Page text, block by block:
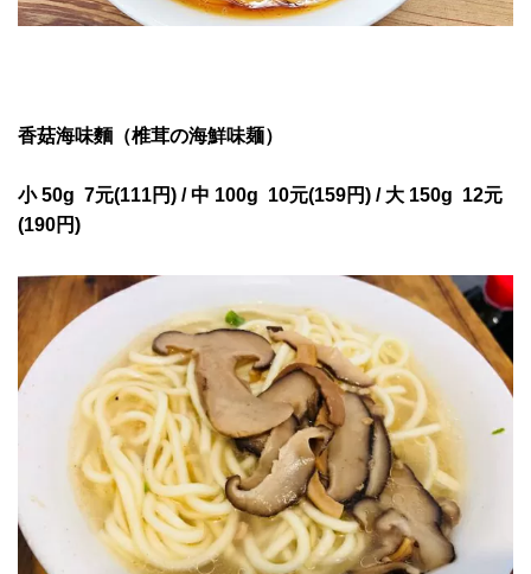
香菇海味麵（椎茸の海鮮味麺）
小 50g 7元(111円) / 中 100g 10元(159円) /大 150g 12元
(190円)